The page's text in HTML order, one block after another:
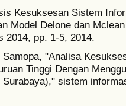
Kesuksesan Sistem
Model Delone dan
2014, pp. 1-5, 2014.
"Analisa
Tinggi Dengan
sistem